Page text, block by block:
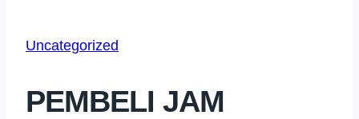
Uncategorized
PEMBELI JAM